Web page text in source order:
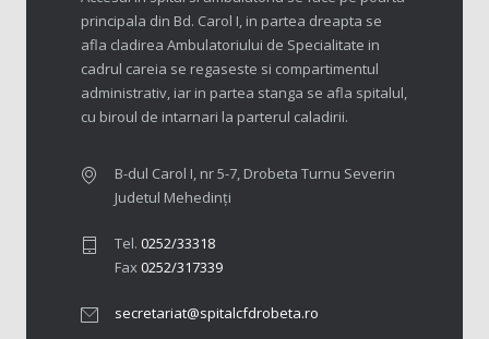
principala din Bd. Carol I, in partea dreapta se
afla cladirea Ambulatoriului de Specialitate in
cadrul careia se regaseste si compartimentul
administrativ, iar in partea stanga se afla spitalul,
cu biroul de intarnari la parterul caladirii.
B-dul Carol I, nr 5-7, Drobeta Turnu Severin
Judetul Mehedinți
Tel. 0252/33318
Fax0252/317339
secretariat@spitalcfdrobeta.ro